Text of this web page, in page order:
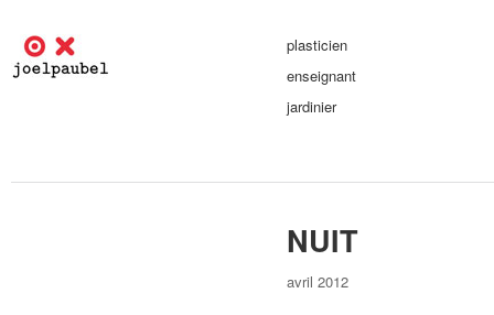
plasticien
enseignant
jardinier
NUIT
avril 2012